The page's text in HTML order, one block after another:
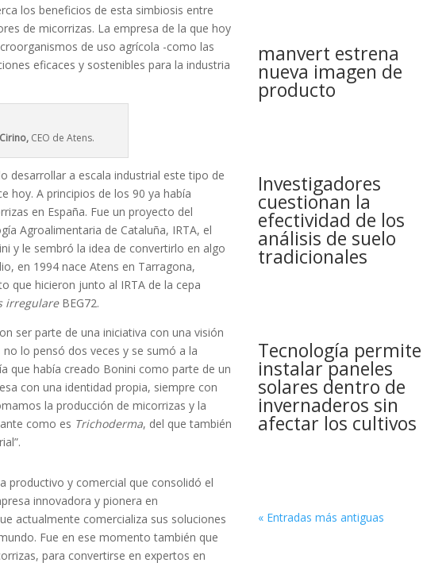
los beneficios de esta simbiosis entre
de micorrizas. La empresa de la que hoy
de uso agrícola -como las
eficaces y sostenibles para la industria
CEO de Atens.
desarrollar a escala industrial este tipo de
hoy. A principios de los 90 ya había
en España. Fue un proyecto del
Agroalimentaria de Cataluña, IRTA, el
y le sembró la idea de convertirlo en algo
en 1994 nace Atens en Tarragona,
que hicieron junto al IRTA de la cepa
irregulareBEG72.
ser parte de una iniciativa con una visión
lo pensó dos veces y se sumó a la
que había creado Bonini como parte de un
con una identidad propia, siempre con
la producción de micorrizas y la
como es Trichoderma, del que también
productivo y comercial que consolidó el
innovadora y pionera en
actualmente comercializa sus soluciones
Fue en ese momento también que
para convertirse en expertos en
manvert estrena
nueva imagen de
producto
Investigadores
cuestionan la
efectividad de los
análisis de suelo
tradicionales
Tecnología permite
instalar paneles
solares dentro de
invernaderos sin
afectar los cultivos
« Entradas más antiguas